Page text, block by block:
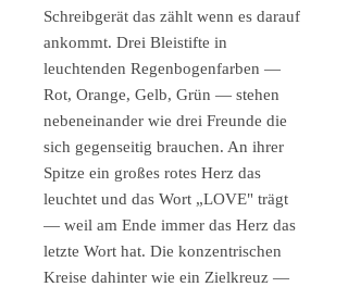
Schreibgerät das zählt wenn es darauf
ankommt. Drei Bleistifte in
leuchtenden Regenbogenfarben —
Rot, Orange, Gelb, Grün — stehen
nebeneinander wie drei Freunde die
sich gegenseitig brauchen. An ihrer
Spitze ein großes rotes Herz das
leuchtet und das Wort „LOVE" trägt
— weil am Ende immer das Herz das
letzte Wort hat. Die konzentrischen
Kreise dahinter wie ein Zielkreuz —